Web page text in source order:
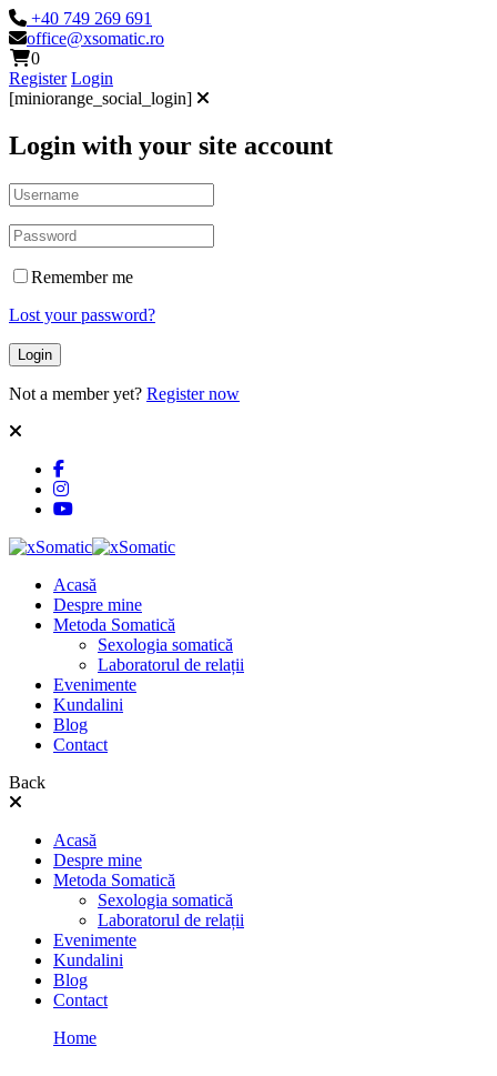
+40 749 269 691
office@xsomatic.ro
0
Register Login
[miniorange_social_login]
Login with your site account
Remember me
Lost your password?
Not a member yet? Register now
Acasă
Despre mine
Metoda Somatică
Sexologia somatică
Laboratorul de relații
Evenimente
Kundalini
Blog
Contact
Back
Acasă
Despre mine
Metoda Somatică
Sexologia somatică
Laboratorul de relații
Evenimente
Kundalini
Blog
Contact
Home